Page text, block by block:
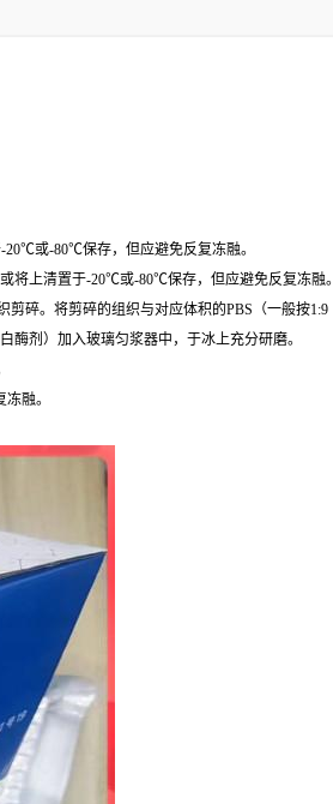
或-80℃保存，但应避免反复冻融。
将上清置于-20℃或-80℃保存，但应避免反复冻融。
碎。将剪碎的组织与对应体积的PBS（一般按1:9
剂）加入玻璃匀浆器中，于冰上充分研磨。
融。